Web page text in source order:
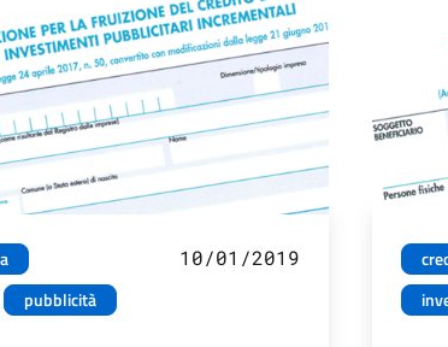
pubblicità
10/01/2019